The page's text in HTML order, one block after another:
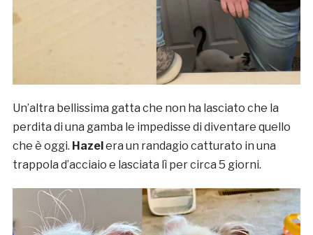
Un’altra bellissima gatta che non ha lasciato che la
perdita di una gamba le impedisse di diventare quello
che è oggi. Hazelera un randagio catturato in una
trappola d’acciaio e lasciata lì per circa 5 giorni.